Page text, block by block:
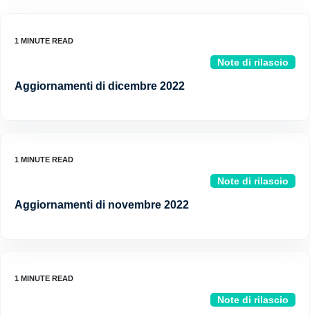
Note di rilascio
Aggiornamenti di dicembre 2022
Note di rilascio
Aggiornamenti di novembre 2022
Note di rilascio